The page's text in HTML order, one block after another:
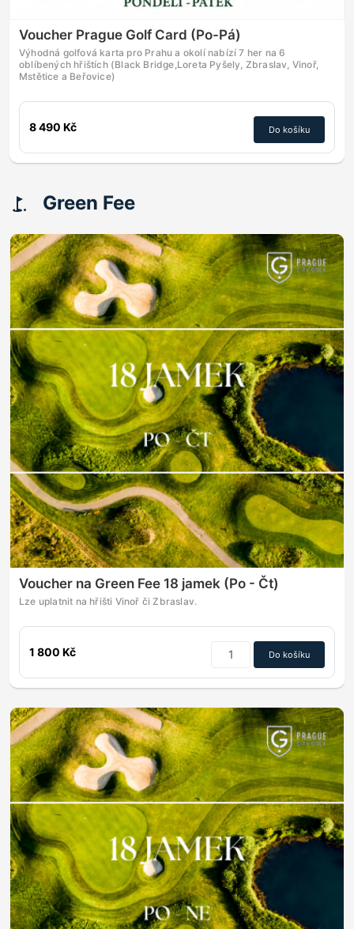
Voucher Prague Golf Card (Po-Pá)
Výhodná golfová karta pro Prahu a okolí nabízí 7 her na 6
oblíbených hřištích (Black Bridge,Loreta Pyšely, Zbraslav, Vinoř,
Mstětice a Beřovice)
8 490 Kč Do košíku
Green Fee
Voucher na Green Fee 18 jamek (Po - Čt)
Lze uplatnit na hřišti Vinoř či Zbraslav.
1 800 Kč Do košíku